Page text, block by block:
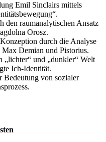
Emil Sinclairs mittels
den raumanalytischen Ansatz
Orosz.
durch die Analyse
Demian und Pistorius.
„lichter“ und „dunkler“ Welt
Ich-Identität.
Bedeutung von sozialer